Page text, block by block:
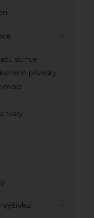
slunce
přívěsky
tvary
výšivku